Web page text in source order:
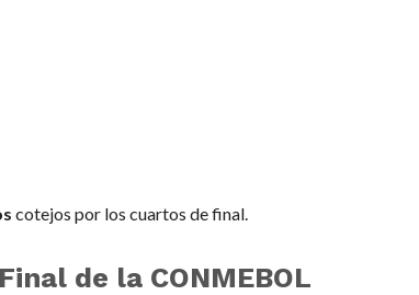
cotejos por los cuartos de final.
de la CONMEBOL